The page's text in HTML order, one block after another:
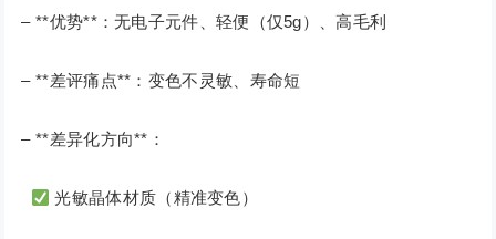
– **优势**：无电子元件、轻便（仅5g）、高毛利
– **差评痛点**：变色不灵敏、寿命短
– **差异化方向**：
光敏晶体材质（精准变色）